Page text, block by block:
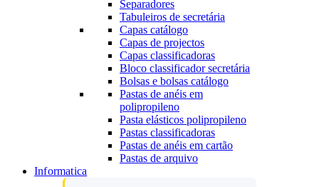
Separadores
Tabuleiros de secretária
Capas catálogo
Capas de projectos
Capas classificadoras
Bloco classificador secretária
Bolsas e bolsas catálogo
Pastas de anéis em
polipropileno
Pasta elásticos polipropileno
Pastas classificadoras
Pastas de anéis em cartão
Pastas de arquivo
Informatica